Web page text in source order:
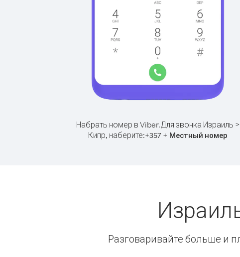
Набрать номер в Viber.Для звонка Израиль >
Кипр, наберите:+357 + Местный номер
Разговаривайте больше и